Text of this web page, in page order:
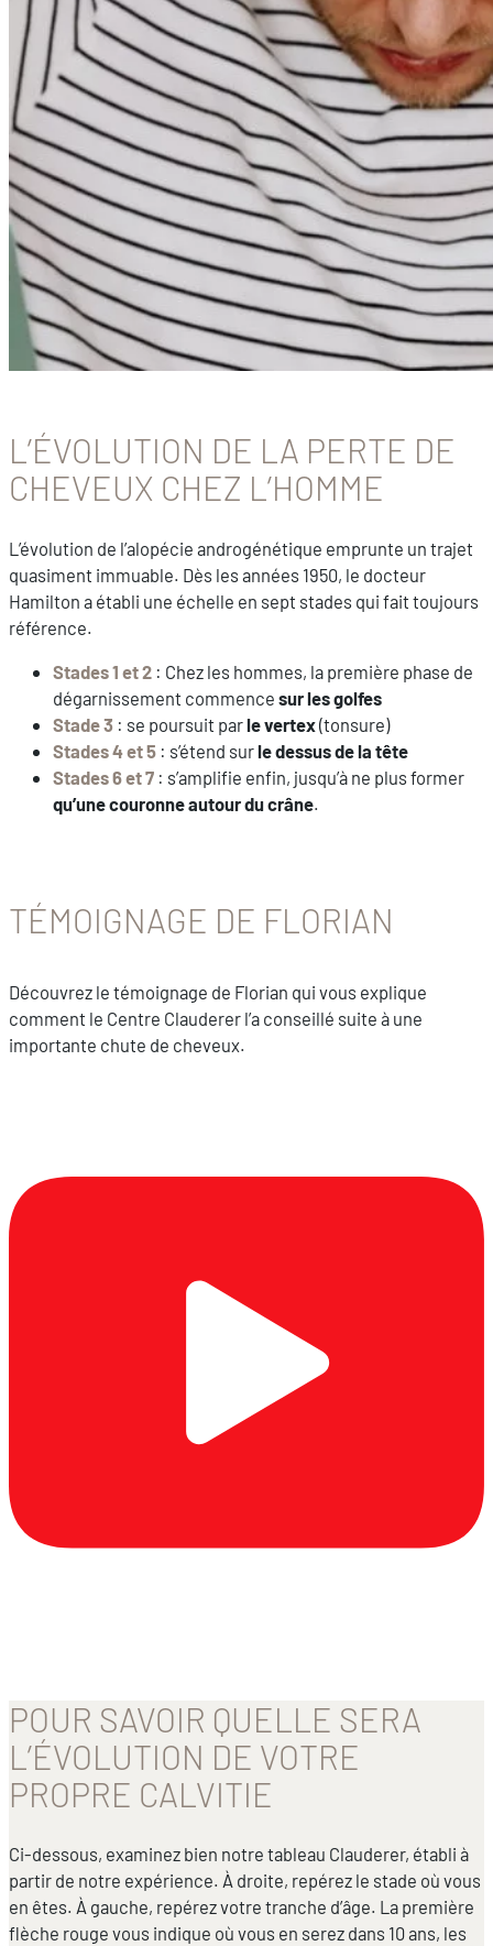
L’ÉVOLUTION DE LA PERTE DE
CHEVEUX CHEZ L’HOMME
L’évolution de l’alopécie androgénétique emprunte un trajet
quasiment immuable. Dès les années 1950, le docteur
Hamilton a établi une échelle en sept stades qui fait toujours
référence.
Stades 1 et 2 : Chez les hommes, la première phase de
dégarnissement commence sur les golfes
Stade 3 : se poursuit parle vertex(tonsure)
Stades 4 et 5 : s’étend surle dessus de la tête
Stades 6 et 7 : s’amplifie enfin, jusqu’à ne plus former
qu’une couronne autour du crâne.
TÉMOIGNAGE DE FLORIAN
Découvrez le témoignage de Florian qui vous explique
comment le Centre Clauderer l’a conseillé suite à une
importante chute de cheveux.
POUR SAVOIR QUELLE SERA
L’ÉVOLUTION DE VOTRE
PROPRE CALVITIE
Ci-dessous, examinez bien notre tableau Clauderer, établi à
partir de notre expérience. À droite, repérez le stade où vous
en êtes. À gauche, repérez votre tranche d’âge. La première
flèche rouge vous indique où vous en serez dans 10 ans, les